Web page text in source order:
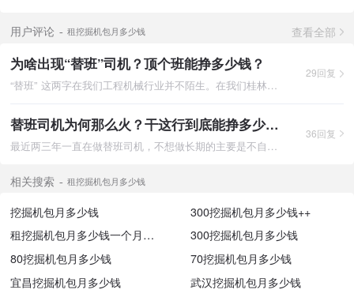
用户评论 租挖掘机包月多少钱 查看全部
为啥出现“替班”司机？顶个班能挣多少钱？
“替班” 这两字在我们工程机械行业并不陌生。在我们桂林有一群专
29回复
替班司机为何那么火？干这行到底能挣多少钱？
最近两三年一直在做替班司机，不想做长期的主要是不自由，工资没
36回复
相关搜索 租挖掘机包月多少钱
挖掘机包月多少钱
300挖掘机包月多少钱++
租挖掘机包月多少钱一个月多少钱
300挖掘机包月多少钱
80挖掘机包月多少钱
70挖掘机包月多少钱
宜昌挖掘机包月多少钱
武汉挖掘机包月多少钱